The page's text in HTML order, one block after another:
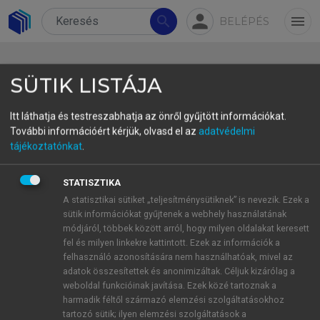
search person BELÉPÉS menu
2.6. A hagyományos vállalati
pénzügyek
A vállalati pénzügyek úgynevezett hagyományos
tartalma az 1950-es évek végére kialakult. A
fejlődés a tisztán deskriptív tételtől indulva
(tőkeszerzési módozatok leírása) haladt a pénzügyi
menedzselés kérdésein (pénzügyi tervezés és
ellenőrzés) és a döntésorientált koncepciók
kidolgozásán (az optimális tőkefinanszírozási
SÜTIK LISTÁJA
Itt láthatja és testreszabhatja az önről gyűjtött információkat.
További információért kérjük, olvasd el az adatvédelmi
tájékoztatónkat.
STATISZTIKA
A statisztikai sütiket „teljesítménysütiknek” is nevezik. Ezek a
sütik információkat gyűjtenek a webhely használatának
módjáról, többek között arról, hogy milyen oldalakat keresett
fel és milyen linkekre kattintott. Ezek az információk a
felhasználó azonosítására nem használhatóak, mivel az
adatok összesítettek és anonimizáltak. Céljuk kizárólag a
weboldal funkcióinak javítása. Ezek közé tartoznak a
harmadik féltől származó elemzési szolgáltatásokhoz
tartozó sütik; ilyen elemzési szolgáltatások a